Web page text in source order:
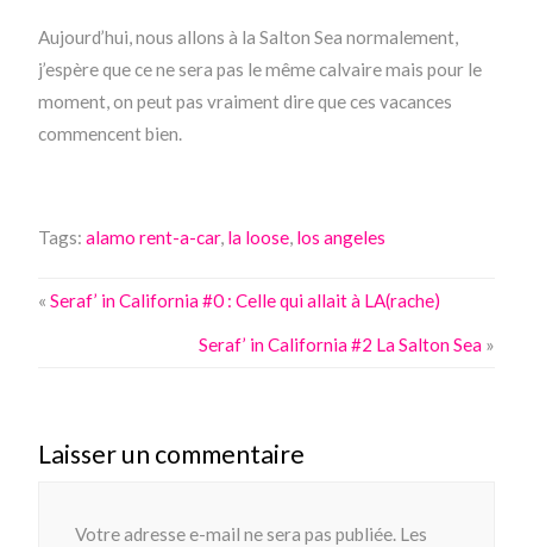
Aujourd’hui, nous allons à la Salton Sea normalement,
j’espère que ce ne sera pas le même calvaire mais pour le
moment, on peut pas vraiment dire que ces vacances
commencent bien.
Tags:alamo rent-a-car, la loose, los angeles
«Seraf’ in California #0 : Celle qui allait à LA(rache)
Seraf’ in California #2 La Salton Sea»
Laisser un commentaire
Votre adresse e-mail ne sera pas publiée. Les